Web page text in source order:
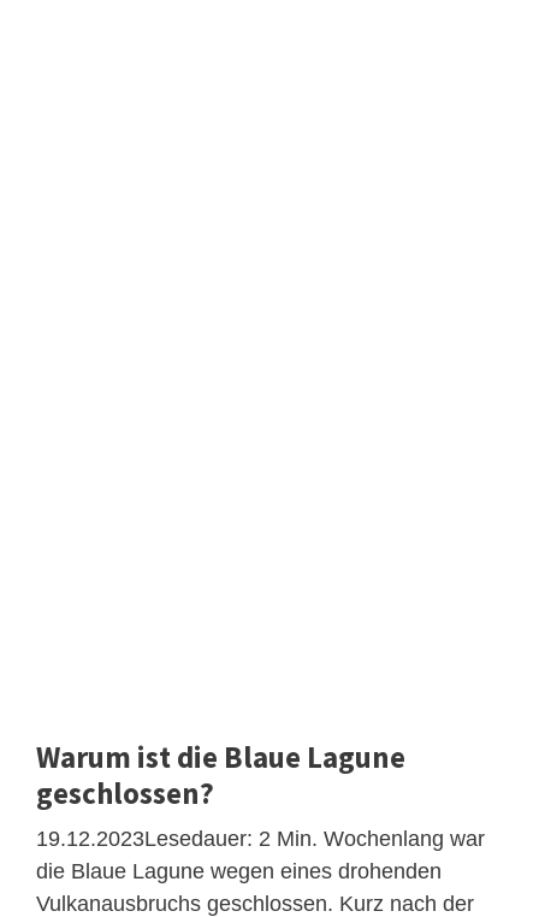
Warum ist die Blaue Lagune
geschlossen?
19.12.2023Lesedauer: 2 Min. Wochenlang war
die Blaue Lagune wegen eines drohenden
Vulkanausbruchs geschlossen. Kurz nach der